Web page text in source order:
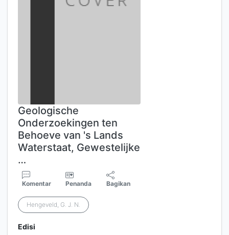
Geologische
Onderzoekingen ten
Behoeve van 's Lands
Waterstaat, Gewestelijke
…
Komentar Penanda Bagikan
Hengeveld, G. J. N.
Edisi